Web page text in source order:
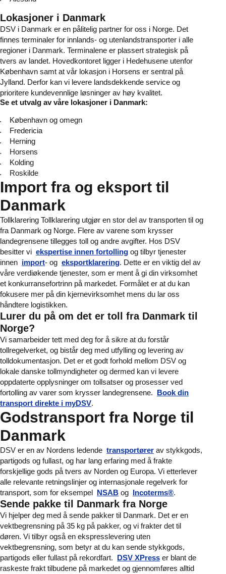
Lokasjoner i Danmark
DSV i Danmark er en pålitelig partner for oss i Norge. Det
finnes terminaler for innlands- og utenlandstransporter i alle
regioner i Danmark. Terminalene er plassert strategisk på
tvers av landet. Hovedkontoret ligger i Hedehusene utenfor
København samt at vår lokasjon i Horsens er sentral på
Jylland. Derfor kan vi levere landsdekkende service og
prioritere kundevennlige løsninger av høy kvalitet.
Se et utvalg av våre lokasjoner i Danmark:
København og omegn
Fredericia
Herning
Horsens
Kolding
Roskilde
Import fra og eksport til
Danmark
Tollklarering Tollklarering utgjør en stor del av transporten til og
fra Danmark og Norge. Flere av varene som krysser
landegrensene tillegges toll og andre avgifter. Hos DSV
besitter vi ekspertise innen fortolling og tilbyr tjenester
innen import- og eksportklarering. Dette er en viktig del av
våre verdiøkende tjenester, som er ment å gi din virksomhet
et konkurransefortrinn på markedet. Formålet er at du kan
fokusere mer på din kjernevirksomhet mens du lar oss
håndtere logistikken.
Lurer du på om det er toll fra Danmark til
Norge?
Vi samarbeider tett med deg for å sikre at du forstår
tollregelverket, og bistår deg med utfylling og levering av
tolldokumentasjon. Det er et godt forhold mellom DSV og
lokale danske tollmyndigheter og dermed kan vi levere
oppdaterte opplysninger om tollsatser og prosesser ved
fortolling av varer som krysser landegrensene. Book din
transport direkte i myDSV.
Godstransport fra Norge til
Danmark
DSV er en av Nordens ledende transportører av stykkgods,
partigods og fullast, og har lang erfaring med å frakte
forskjellige gods på tvers av Norden og Europa. Vi etterlever
alle relevante retningslinjer og internasjonale regelverk for
transport, som for eksempel NSAB og Incoterms®.
Sende pakke til Danmark fra Norge
Vi hjelper deg med å sende pakker til Danmark. Det er en
vektbegrensning på 35 kg på pakker, og vi frakter det til
døren. Vi tilbyr også en ekspresslevering uten
vektbegrensning, som betyr at du kan sende stykkgods,
partigods eller fullast på rekordfart. DSV XPress er blant de
raskeste frakt tilbudene på markedet og gjennomføres alltid